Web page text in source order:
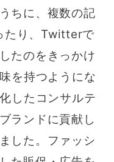
ちに、複数の記
たり、Twitterで
たのをきっかけ
を持つようにな
したコンサルテ
ランドに貢献し
した。ファッシ